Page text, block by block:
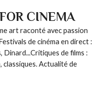
CINEMA
art raconté avec passion
de cinéma en direct :
Dinard...Critiques de films :
Actualité de